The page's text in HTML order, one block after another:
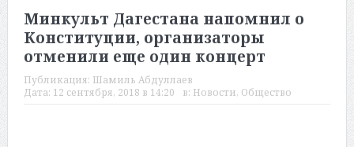
Минкульт Дагестана напомнил о
Конституции, организаторы
отменили еще один концерт
Публикация: Шамиль Абдуллаев
Дата: 12 сентября, 2018 в 14:20 в: Новости, Общество